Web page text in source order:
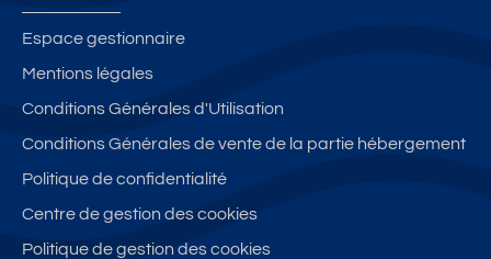
Espace gestionnaire
Mentions légales
Conditions Générales d'Utilisation
Conditions Générales de vente de la partie hébergement
Politique de confidentialité
Centre de gestion des cookies
Politique de gestion des cookies